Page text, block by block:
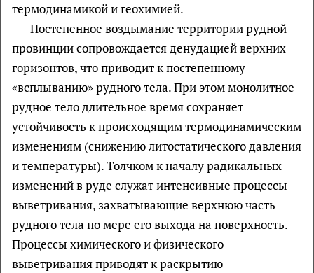
термодинамикой и геохимией.
Постепенное воздымание территории рудной
провинции сопровождается денудацией верхних
горизонтов, что приводит к постепенному
«всплыванию» рудного тела. При этом монолитное
рудное тело длительное время сохраняет
устойчивость к происходящим термодинамическим
изменениям (снижению литостатического давления
и температуры). Толчком к началу радикальных
изменений в руде служат интенсивные процессы
выветривания, захватывающие верхнюю часть
рудного тела по мере его выхода на поверхность.
Процессы химического и физического
выветривания приводят к раскрытию